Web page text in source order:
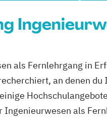
als Fernlehrgang in
an denen
Ingenieurwesen als